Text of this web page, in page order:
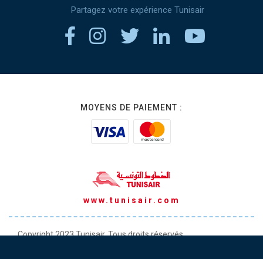
Partagez votre expérience Tunisair
MOYENS DE PAIEMENT :
www.tunisair.com
Copyright 2023 Tunisair. Tous droits réservés